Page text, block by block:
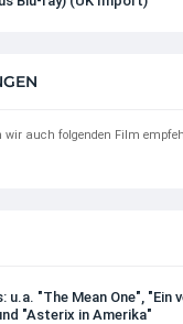
wir auch folgenden Film
u.a. "The Mean One", "Ein
"Asterix in Amerika"